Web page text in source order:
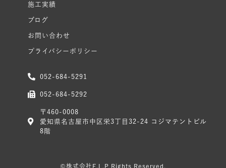
施工実績
ブログ
お問い合わせ
プライバシーポリシー
052-684-5291
052-684-5292
〒460-0008
愛知県名古屋市中区栄3丁目32-24 コジマテントビル
8階
©株式会社E.L.P Rights Reserved.